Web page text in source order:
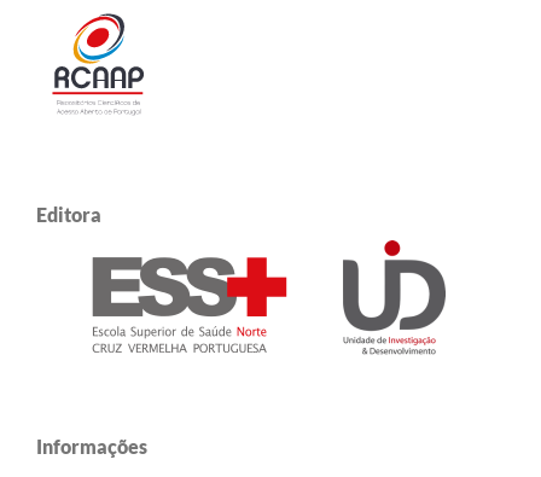
Editora
Informações